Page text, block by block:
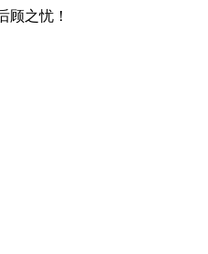
服务为您解决后顾之忧！